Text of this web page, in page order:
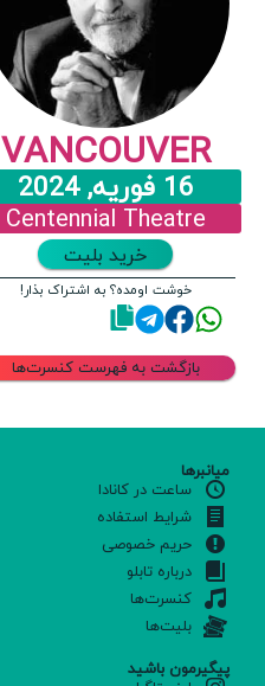
VANCOUVER
16 فوریه, 2024
Centennial Theatre
خرید بلیت
خوشت اومده؟ به اشتراک بذار!
بازگشت به فهرست کنسرت‌ها
میانبرها
ساعت در کانادا
شرایط استفاده
حریم خصوصی
درباره تابلو
کنسرت‌ها
بلیت‌ها
پیگیرمون باشید